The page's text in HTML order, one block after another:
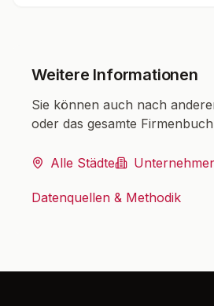
Weitere Informationen
Sie können auch nach
oder das gesamte
Alle Städte
Datenquellen & Methodik